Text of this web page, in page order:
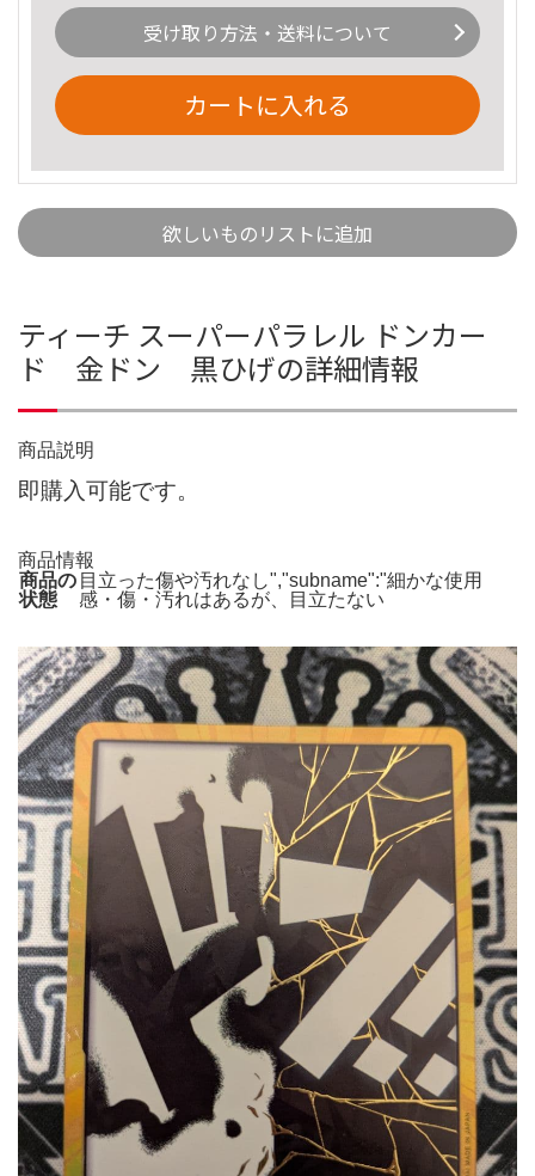
受け取り方法・送料について
カートに入れる
欲しいものリストに追加
ティーチ スーパーパラレル ドンカー
ド 金ドン 黒ひげの詳細情報
商品説明
即購入可能です。
商品情報
商品の
状態
目立った傷や汚れなし","subname":"細かな使用
感・傷・汚れはあるが、目立たない